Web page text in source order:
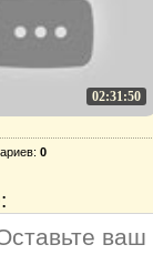
02:31:50
0